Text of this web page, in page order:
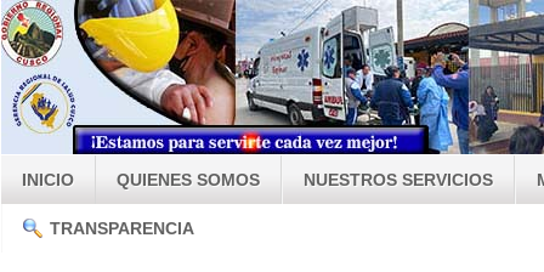
INICIO QUIENES SOMOS NUESTROS SERVICIOS
TRANSPARENCIA